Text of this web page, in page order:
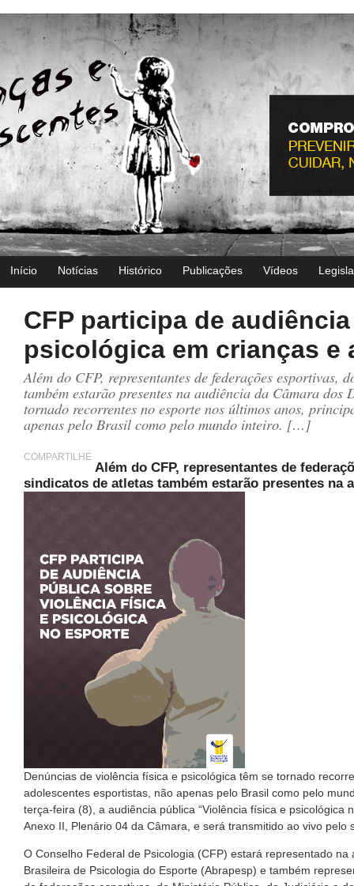
Início Notícias Histórico Publicações Vídeos
CFP participa de
psicológica em crianças e
Além do CFP, representantes de federações
também estarão presentes na audiência da Câmara
tornado recorrentes no esporte nos últimos anos,
apenas pelo Brasil como pelo mundo inteiro. […]
COMPARTILHE
Além do CFP, representantes de
sindicatos de atletas também estarão presentes na
Denúncias de violência física e psicológica têm se tornado
adolescentes esportistas, não apenas pelo Brasil como pelo
terça-feira (8), a audiência pública “Violência física e
Anexo II, Plenário 04 da Câmara, e será transmitido ao vivo pelo
O Conselho Federal de Psicologia (CFP) estará representado
Brasileira de Psicologia do Esporte (Abrapesp) e também